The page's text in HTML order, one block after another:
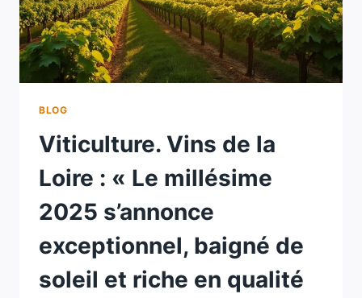
BLOG
Viticulture. Vins de la
Loire : « Le millésime
2025 s’annonce
exceptionnel, baigné de
soleil et riche en qualité